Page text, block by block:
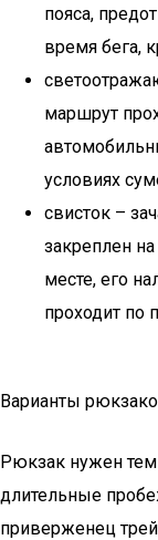
пояса,
время бега,
маршрут
условиях
свисток –
закреплен
месте, его
проходит по
Варианты
Рюкзак нужен тем
длительные
приверженец